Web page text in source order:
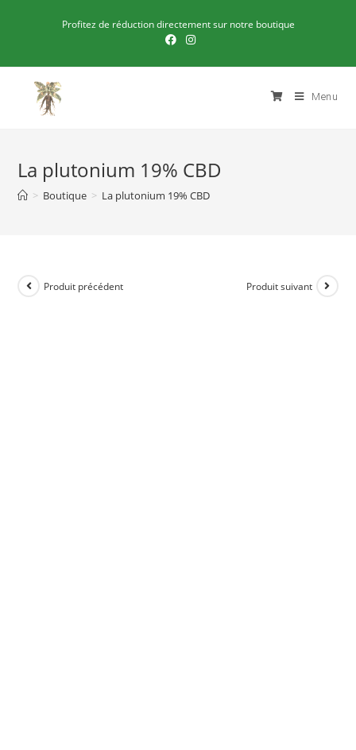
Profitez de réduction directement sur notre boutique
Menu
La plutonium 19% CBD
> Boutique > La plutonium 19% CBD
Produit précédent Produit suivant